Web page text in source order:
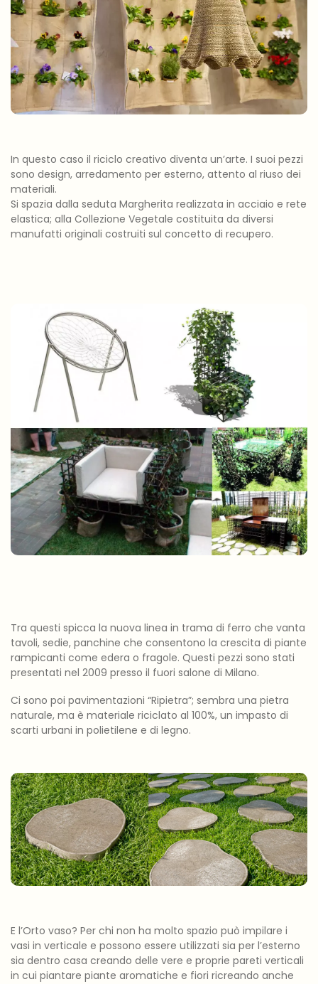
In questo caso il riciclo creativo diventa un’arte. I suoi pezzi
sono design, arredamento per esterno, attento al riuso dei
materiali.
Si spazia dalla seduta Margherita realizzata in acciaio e rete
elastica; alla Collezione Vegetale costituita da diversi
manufatti originali costruiti sul concetto di recupero.
Tra questi spicca la nuova linea in trama di ferro che vanta
tavoli, sedie, panchine che consentono la crescita di piante
rampicanti come edera o fragole. Questi pezzi sono stati
presentati nel 2009 presso il fuori salone di Milano.
Ci sono poi pavimentazioni “Ripietra”; sembra una pietra
naturale, ma è materiale riciclato al 100%, un impasto di
scarti urbani in polietilene e di legno.
E l’Orto vaso? Per chi non ha molto spazio può impilare i
vasi in verticale e possono essere utilizzati sia per l’esterno
sia dentro casa creando delle vere e proprie pareti verticali
in cui piantare piante aromatiche e fiori ricreando anche